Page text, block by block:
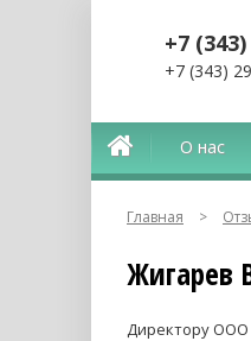
+7
+7 (343)
О нас
Главная >
Жигарев
Директору ООО